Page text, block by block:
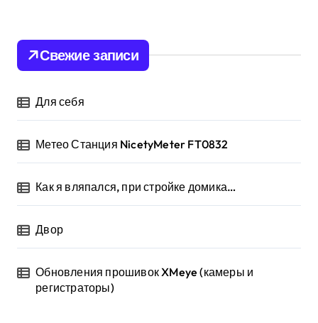
:
Свежие записи
Для себя
Метео Станция NicetyMeter FT0832
Как я вляпался, при стройке домика…
Двор
Обновления прошивок XMeye (камеры и
регистраторы)